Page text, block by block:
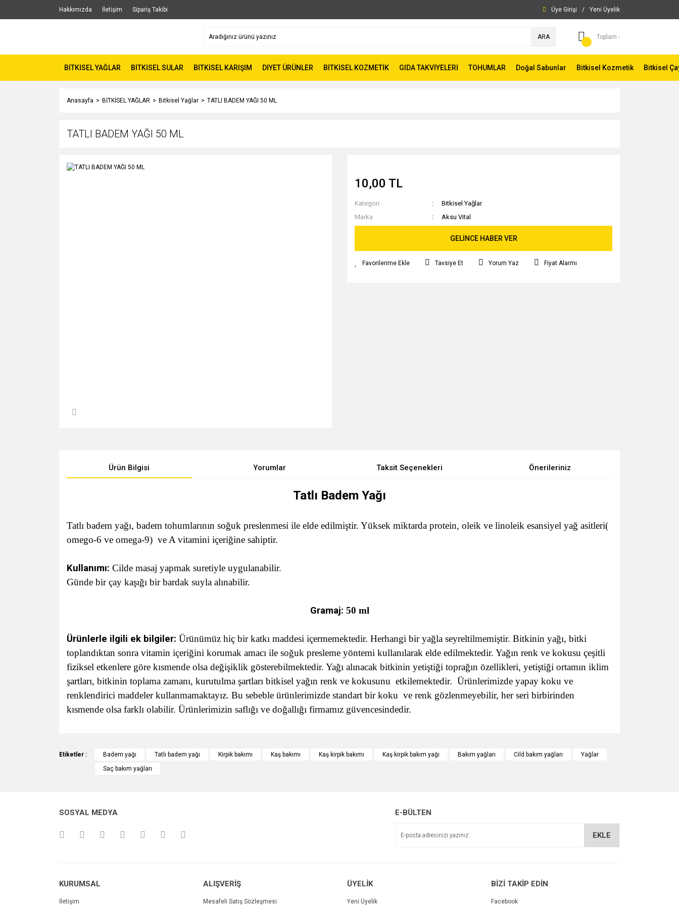
Hakkımızda İletişim Sipariş Takibi Üye Girişi / Yeni Üyelik
ARA Toplam -
BİTKİSEL YAĞLAR BİTKİSEL SULAR BİTKİSEL KARIŞIM DİYET ÜRÜNLER BİTKİSEL KOZMETİK GIDA TAKVİYELERİ TOHUMLAR Doğal Sabunlar Bitkisel Kozmetik Bitkisel
Anasayfa BİTKİSEL YAĞLAR Bitkisel Yağlar TATLI BADEM YAĞI 50 ML
TATLI BADEM YAĞI 50 ML
10,00 TL
Kategori
Bitkisel Yağlar
Marka
Aksu Vital
GELİNCE HABER VER
Tavsiye Et Yorum Yaz Fiyat Alarmı
Ürün Bilgisi Yorumlar Taksit Seçenekleri Önerileriniz
Tatlı Badem Yağı
Tatlı badem yağı, badem tohumlarının soğuk preslenmesi ile elde edilmiştir. Yüksek miktarda protein, oleik ve linoleik esansiyel yağ asitleri(
omego-6 ve omega-9) ve A vitamini içeriğine sahiptir.
Kullanımı: Cilde masaj yapmak suretiyle uygulanabilir.
Günde bir çay kaşığı bir bardak suyla alınabilir.
Gramaj: 50 ml
Ürünlerle ilgili ek bilgiler: Ürünümüz hiç bir katkı maddesi içermemektedir. Herhangi bir yağla seyreltilmemiştir. Bitkinin yağı, bitki
toplandıktan sonra vitamin içeriğini korumak amacı ile soğuk presleme yöntemi kullanılarak elde edilmektedir. Yağın renk ve kokusu çeşitli
fiziksel etkenlere göre kısmende olsa değişiklik gösterebilmektedir. Yağı alınacak bitkinin yetiştiği toprağın özellikleri, yetiştiği ortamın iklim
şartları, bitkinin toplama zamanı, kurutulma şartları bitkisel yağın renk ve kokusunu etkilemektedir. Ürünlerimizde yapay koku ve
renklendirici maddeler kullanmamaktayız. Bu sebeble ürünlerimizde standart bir koku ve renk gözlenmeyebilir, her seri birbirinden
kısmende olsa farklı olabilir. Ürünlerimizin saflığı ve doğallığı firmamız güvencesindedir.
Bu ürüne ilk yorumu siz yapın!
Ürün resmi kalitesiz, bozuk veya görüntülenemiyor.
Ürün fiyatı diğer sitelerden daha pahalı.
Etiketler : Badem yağı Tatlı badem yağı Kirpik bakımı Kaş bakımı Kaş kirpik bakımı Kaş kirpik bakım yağı Bakım yağları Cild bakım yağları
Yağlar
Saç bakım yağları
SOSYAL MEDYA E-BÜLTEN
EKLE
KURUMSAL
İletişim
ALIŞVERİŞ
Mesafeli Satış Sözleşmesi
ÜYELİK
Yeni Üyelik
BİZİ TAKİP EDİN
Facebook